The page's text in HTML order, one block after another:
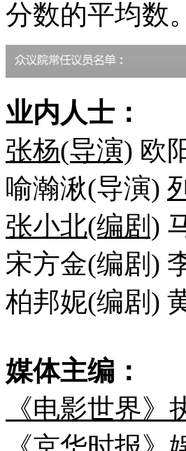
分数的平均数。
业内人士：
张杨(导演) 欧
喻瀚湫(导演)
张小北(编剧)
宋方金(编剧)
柏邦妮(编剧)
媒体主编：
《电影世界